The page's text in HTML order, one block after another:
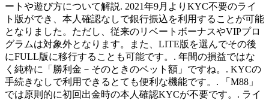
ートや遊び方について解説. 2021年9月よりKYC不要のライ
ト版ができ、本人確認なしで銀行振込を利用することが可能
となりました。ただし、従来のリベートボーナスやVIPプロ
グラムは対象外となります。また、LITE版を選んでその後
にFULL版に移行することも可能です。. 年間の損益ではな
く純粋に「勝利金－そのときのベット額」ですね。. KYCの
手続きなしで利用できるとても便利な機能です。. 「M88」
では原則的に初回出金時の本人確認KYCが不要です。. ライ